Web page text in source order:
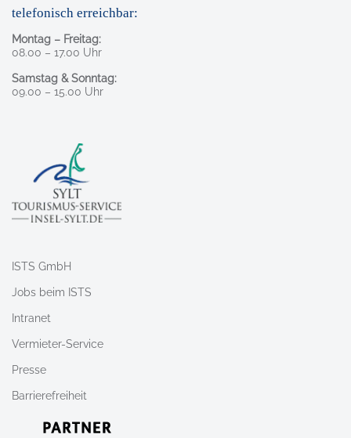
telefonisch erreichbar:
Montag – Freitag:
08.00 – 17.00 Uhr
Samstag & Sonntag:
09.00 – 15.00 Uhr
ISTS GmbH
Jobs beim ISTS
Intranet
Vermieter-Service
Presse
Barrierefreiheit